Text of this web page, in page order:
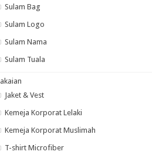
Sulam Bag
Sulam Logo
Sulam Nama
Sulam Tuala
Jaket & Vest
Kemeja Korporat Lelaki
Kemeja Korporat Muslimah
T-shirt Microfiber